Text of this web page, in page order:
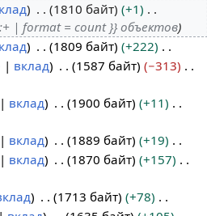
1810 байт
+1
| format = count }} объектов
1809 байт
+222
вклад 1587 байт
−313
вклад 1900 байт
+11
вклад 1889 байт
+19
вклад 1870 байт
+157
1713 байт
+78